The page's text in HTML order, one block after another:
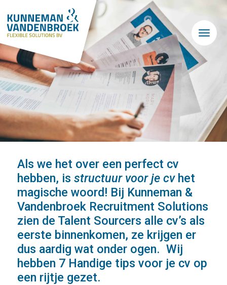
Als we het over een perfect cv
hebben, is structuur voor je cv het
magische woord! Bij Kunneman &
Vandenbroek Recruitment Solutions
zien de Talent Sourcers alle cv’s als
eerste binnenkomen, ze krijgen er
dus aardig wat onder ogen. Wij
hebben 7 Handige tips voor je cv op
een rijtje gezet.